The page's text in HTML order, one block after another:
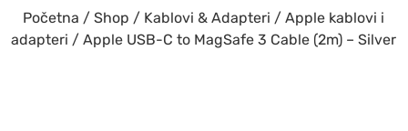
Početna / Shop / Kablovi & Adapteri / Apple kablovi i
adapteri / Apple USB-C to MagSafe 3 Cable (2m) – Silver